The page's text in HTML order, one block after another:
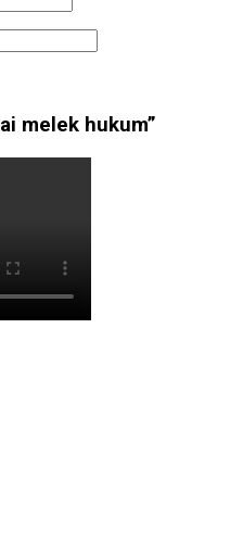
melek hukum”